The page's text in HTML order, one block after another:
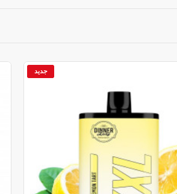
جديد